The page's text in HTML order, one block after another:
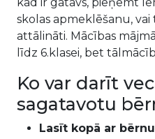
skolas apmeklēšanu,
attālināti. Mācības
līdz 6.klasei, bet
Ko var darīt
sagatavotu
Lasīt kopā ar